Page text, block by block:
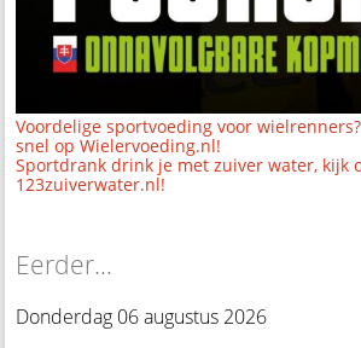
Voordelige sportvoeding voor
snel op Wielervoeding.nl!
Sportdrank drink je met zuiver water, kijk
123zuiverwater.nl!
Eerder...
Donderdag 06 augustus 2026